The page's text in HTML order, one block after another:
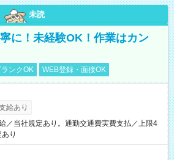
未読
に！未経験OK！作業はカン
ランクOK WEB登録・面接OK
給あり
／当社規定あり。通勤交通費実費支払／上限4
り